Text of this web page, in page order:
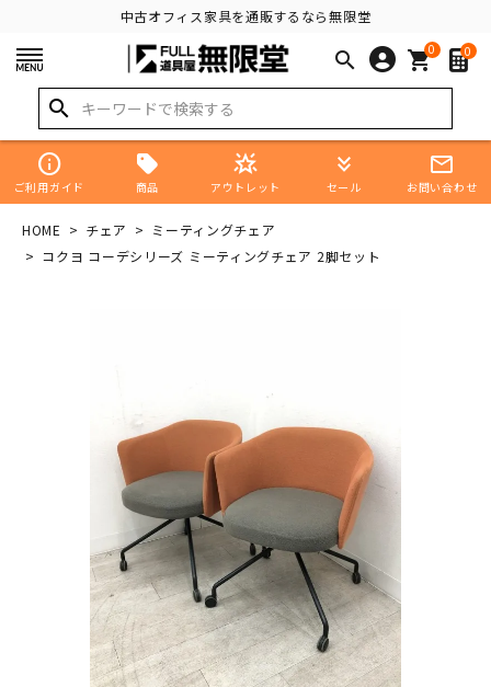
中古オフィス家具を通販するなら無限堂
search 0
shopping_cart 0
search
info
ご利用ガイド 商品
star_shine
アウトレット
keyboard_double_arrow_down
セール
mail_outline
お問い合わせ
HOME チェア
ミーティングチェア
コクヨ コーデシリーズ ミーティングチェア 2脚セット